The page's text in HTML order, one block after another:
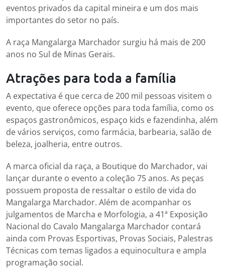
eventos privados da capital mineira e um dos mais
importantes do setor no país.
A raça Mangalarga Marchador surgiu há mais de 200
anos no Sul de Minas Gerais.
Atrações para toda a família
A expectativa é que cerca de 200 mil pessoas visitem o
evento, que oferece opções para toda família, como os
espaços gastronômicos, espaço kids e fazendinha, além
de vários serviços, como farmácia, barbearia, salão de
beleza, joalheria, entre outros.
A marca oficial da raça, a Boutique do Marchador, vai
lançar durante o evento a coleção 75 anos. As peças
possuem proposta de ressaltar o estilo de vida do
Mangalarga Marchador. Além de acompanhar os
julgamentos de Marcha e Morfologia, a 41ª Exposição
Nacional do Cavalo Mangalarga Marchador contará
ainda com Provas Esportivas, Provas Sociais, Palestras
Técnicas com temas ligados a equinocultura e ampla
programação social.